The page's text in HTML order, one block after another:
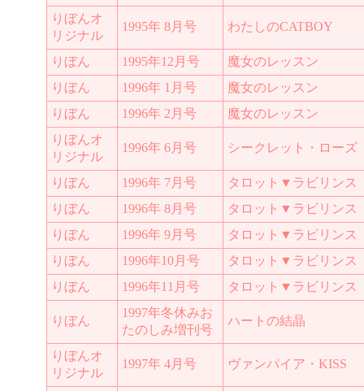
りぼんオ
リジナル
1995年 8月号 わたしのCATBOY
りぼん 1995年12月号
魔女のレッスン
りぼん
1996年 1月号
魔女のレッスン
りぼん
1996年 2月号
魔女のレッスン
りぼんオ
リジナル
1996年 6月号 シークレット・ローズ
りぼん 1996年 7月号
タロット▼ラビリンス
りぼん
1996年 8月号
タロット▼ラビリンス
りぼん
1996年 9月号
タロット▼ラビリンス
りぼん
1996年10月号
タロット▼ラビリンス
りぼん
1996年11月号 タロット▼ラビリンス
りぼん
1997年冬休みお
たのしみ増刊号
ハートの結晶
りぼんオ
リジナル
1997年 4月号 ヴァンパイア・KISS